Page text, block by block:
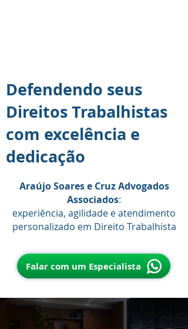
Defendendo seus
Direitos Trabalhistas
com excelência e
dedicação
Araújo Soares e Cruz Advogados
Associados:
experiência, agilidade e atendimento
personalizado em Direito Trabalhista
Falar com um Especialista